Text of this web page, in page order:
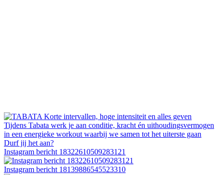
Instagram bericht 18322610509283121
Instagram bericht 18139886545523310